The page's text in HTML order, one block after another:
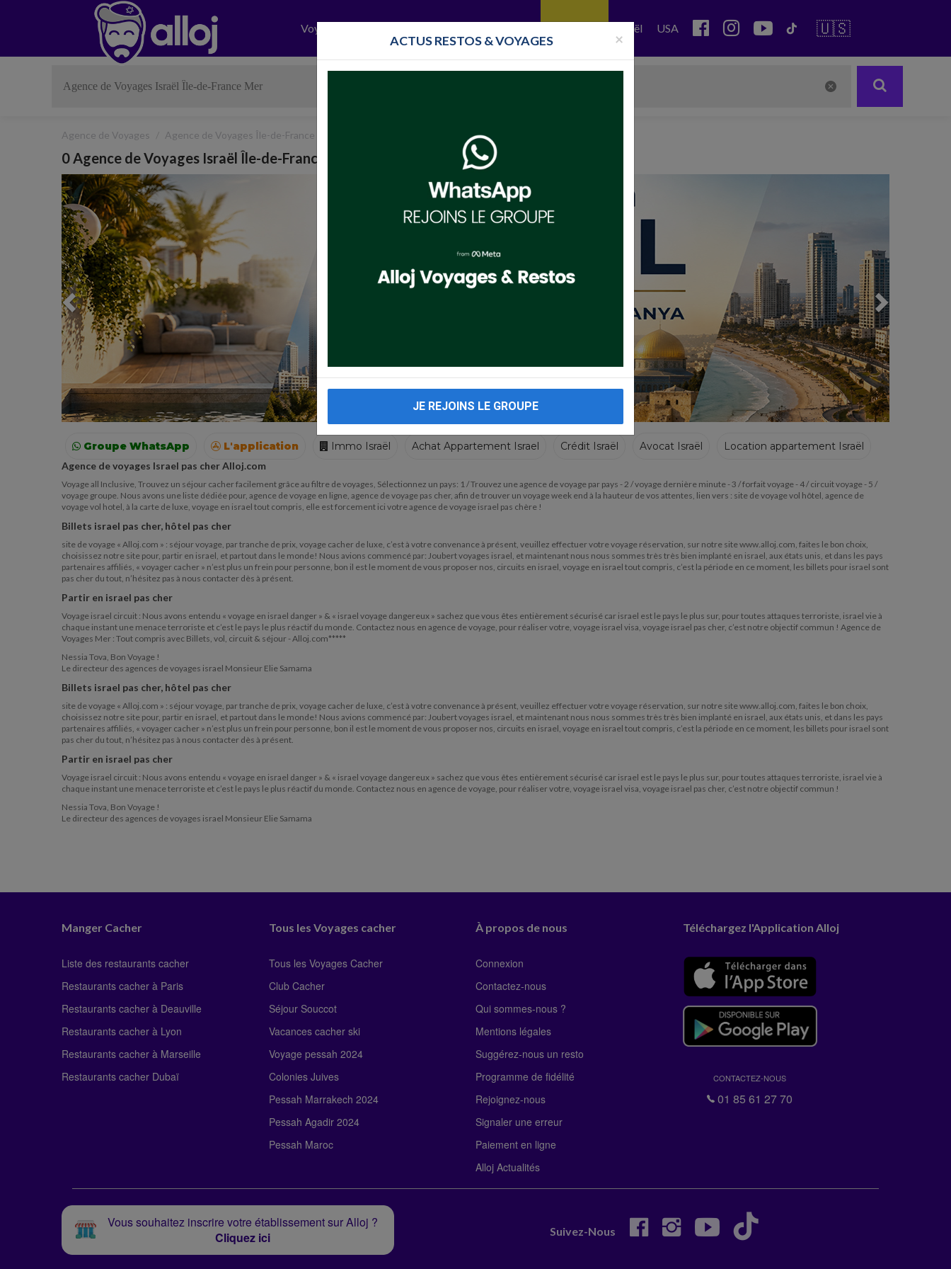
Voyages Israël USA 🇺🇸
Agence de Voyages Agence de Voyages Île-de-France
0 Agence de Voyages Israël Île-de-France Mer
Previous
Groupe WhatsApp L'application Immo Israël Achat Appartement Israel Crédit Israël Avocat Israël Location appartement Israël
Voyages Colonies Resto autour de moi
Agence de voyages Israel pas cher Alloj.com
Voyage all Inclusive, Trouvez un séjour cacher facilement grâce au filtre de voyages, Sélectionnez un pays: 1 / Trouvez une agence de voyage par pays - 2 / voyage dernière minute - 3 / forfait voyage - 4 / circuit voyage - 5 /
voyage groupe. Nous avons une liste dédiée pour, agence de voyage en ligne, agence de voyage pas cher, afin de trouver un voyage week end à la hauteur de vos attentes, lien vers : site de voyage vol hôtel, agence de
voyage vol hotel, à la carte de luxe, voyage en israel tout compris, elle est forcement ici votre agence de voyage israel pas chère !
Billets israel pas cher, hôtel pas cher
site de voyage « Alloj.com » : séjour voyage, par tranche de prix, voyage cacher de luxe, c’est à votre convenance à présent, veuillez effectuer votre voyage réservation, sur notre site www.alloj.com, faites le bon choix,
choisissez notre site pour, partir en israel, et partout dans le monde! Nous avions commencé par: Joubert voyages israel, et maintenant nous nous sommes très très bien implanté en israel, aux états unis, et dans les pays
partenaires affiliés, « voyager cacher » n’est plus un frein pour personne, bon il est le moment de vous proposer nos, circuits en israel, voyage en israel tout compris, c’est la période en ce moment, les billets pour israel sont
pas cher du tout, n’hésitez pas à nous contacter dès à présent.
Partir en israel pas cher
Voyage israel circuit : Nous avons entendu « voyage en israel danger » & « israel voyage dangereux » sachez que vous êtes entièrement sécurisé car israel est le pays le plus sur, pour toutes attaques terroriste, israel vie à
chaque instant une menace terroriste et c’est le pays le plus réactif du monde. Contactez nous en agence de voyage, pour réaliser votre, voyage israel visa, voyage israel pas cher, c’est notre objectif commun ! Agence de
Voyages Mer : Tout compris avec Billets, vol, circuit & séjour - Alloj.com*****
Nessia Tova, Bon Voyage !
Le directeur des agences de voyages israel Monsieur Elie Samama
Billets israel pas cher, hôtel pas cher
site de voyage « Alloj.com » : séjour voyage, par tranche de prix, voyage cacher de luxe, c’est à votre convenance à présent, veuillez effectuer votre voyage réservation, sur notre site www.alloj.com, faites le bon choix,
choisissez notre site pour, partir en israel, et partout dans le monde! Nous avions commencé par: Joubert voyages israel, et maintenant nous nous sommes très très bien implanté en israel, aux états unis, et dans les pays
partenaires affiliés, « voyager cacher » n’est plus un frein pour personne, bon il est le moment de vous proposer nos, circuits en israel, voyage en israel tout compris, c’est la période en ce moment, les billets pour israel sont
pas cher du tout, n’hésitez pas à nous contacter dès à présent.
Partir en israel pas cher
Voyage israel circuit : Nous avons entendu « voyage en israel danger » & « israel voyage dangereux » sachez que vous êtes entièrement sécurisé car israel est le pays le plus sur, pour toutes attaques terroriste, israel vie à
chaque instant une menace terroriste et c’est le pays le plus réactif du monde. Contactez nous en agence de voyage, pour réaliser votre, voyage israel visa, voyage israel pas cher, c’est notre objectif commun !
Nessia Tova, Bon Voyage !
Le directeur des agences de voyages israel Monsieur Elie Samama
Manger Cacher
Liste des restaurants cacher
Restaurants cacher à Paris
Restaurants cacher à Deauville
Restaurants cacher à Lyon
Restaurants cacher à Marseille
Restaurants cacher Dubaï
Tous les Voyages cacher
Tous les Voyages Cacher
Club Cacher
Séjour Souccot
Vacances cacher ski
Voyage pessah 2024
Colonies Juives
Pessah Marrakech 2024
Pessah Agadir 2024
Pessah Maroc
À propos de nous
Connexion
Contactez-nous
Qui sommes-nous ?
Mentions légales
Suggérez-nous un resto
Programme de fidélité
Rejoignez-nous
Signaler une erreur
Paiement en ligne
Alloj Actualités
Téléchargez l'Application Alloj
CONTACTEZ-NOUS
01 85 61 27 70
Vous souhaitez inscrire votre établissement sur Alloj ?
Cliquez ici
Suivez-Nous
×
ACTUS RESTOS & VOYAGES
JE REJOINS LE GROUPE